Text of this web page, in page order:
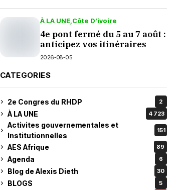
À LA UNE Côte D’ivoire
4e pont fermé du 5 au 7 août :
anticipez vos itinéraires
2026-08-05
CATEGORIES
2e Congres du RHDP 2
À LA UNE 4 723
Activites gouvernementales et
Institutionnelles
151
AES Afrique 89
Agenda 6
Blog de Alexis Dieth 30
BLOGS 5